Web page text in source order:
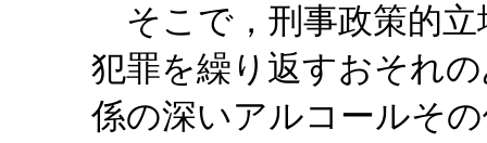
そこで，刑事政策的立
犯罪を繰り返すおそれ
係の深いアルコールそ